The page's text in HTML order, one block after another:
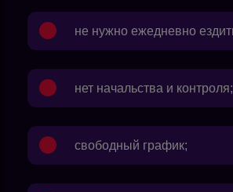
не нужно ежедневно
нет начальства и контроля;
свободный график;